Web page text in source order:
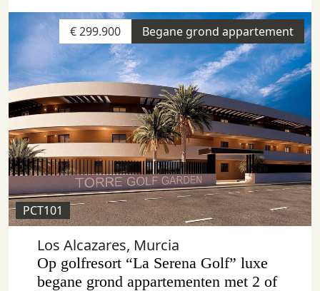
Begane grond appartement
€ 299.900
PCT101
Los Alcazares, Murcia
Op golfresort “La Serena Golf” luxe
begane grond appartementen met 2 of